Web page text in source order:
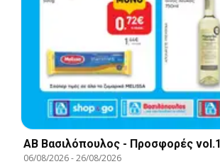
ΑΒ Βασιλόπουλος - Προσφορές vol.1
06/08/2026-26/08/2026